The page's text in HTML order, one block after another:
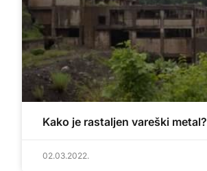
Kako je rastaljen vareški metal?
02.03.2022.